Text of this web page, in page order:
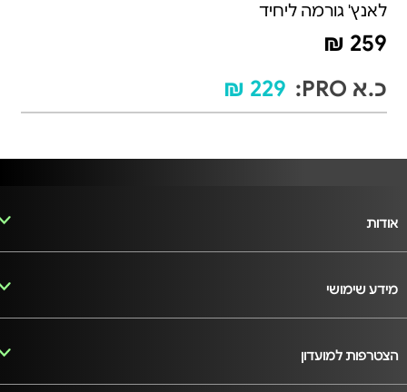
לאנץ' גורמה ליחיד
259 ₪
כ.א PRO:
229 ₪
אודות
מידע שימושי
הצטרפות למועדון